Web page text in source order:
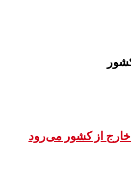
از کشور می‌رود